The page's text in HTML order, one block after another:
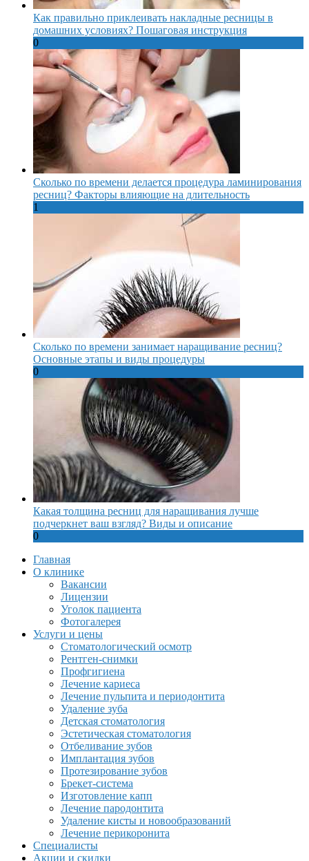
Как правильно приклеивать накладные ресницы в
домашних условиях? Пошаговая инструкция
0
Сколько по времени делается процедура ламинирования
ресниц? Факторы влияющие на длительность
1
Сколько по времени занимает наращивание ресниц?
Основные этапы и виды процедуры
0
Какая толщина ресниц для наращивания лучше
подчеркнет ваш взгляд? Виды и описание
0
Главная
О клинике
Вакансии
Лицензии
Уголок пациента
Фотогалерея
Услуги и цены
Стоматологический осмотр
Рентген-снимки
Профгигиена
Лечение кариеса
Лечение пульпита и периодонтита
Удаление зуба
Детская стоматология
Эстетическая стоматология
Отбеливание зубов
Имплантация зубов
Протезирование зубов
Брекет-система
Изготовление капп
Лечение пародонтита
Удаление кисты и новообразований
Лечение перикоронита
Специалисты
Акции и скидки